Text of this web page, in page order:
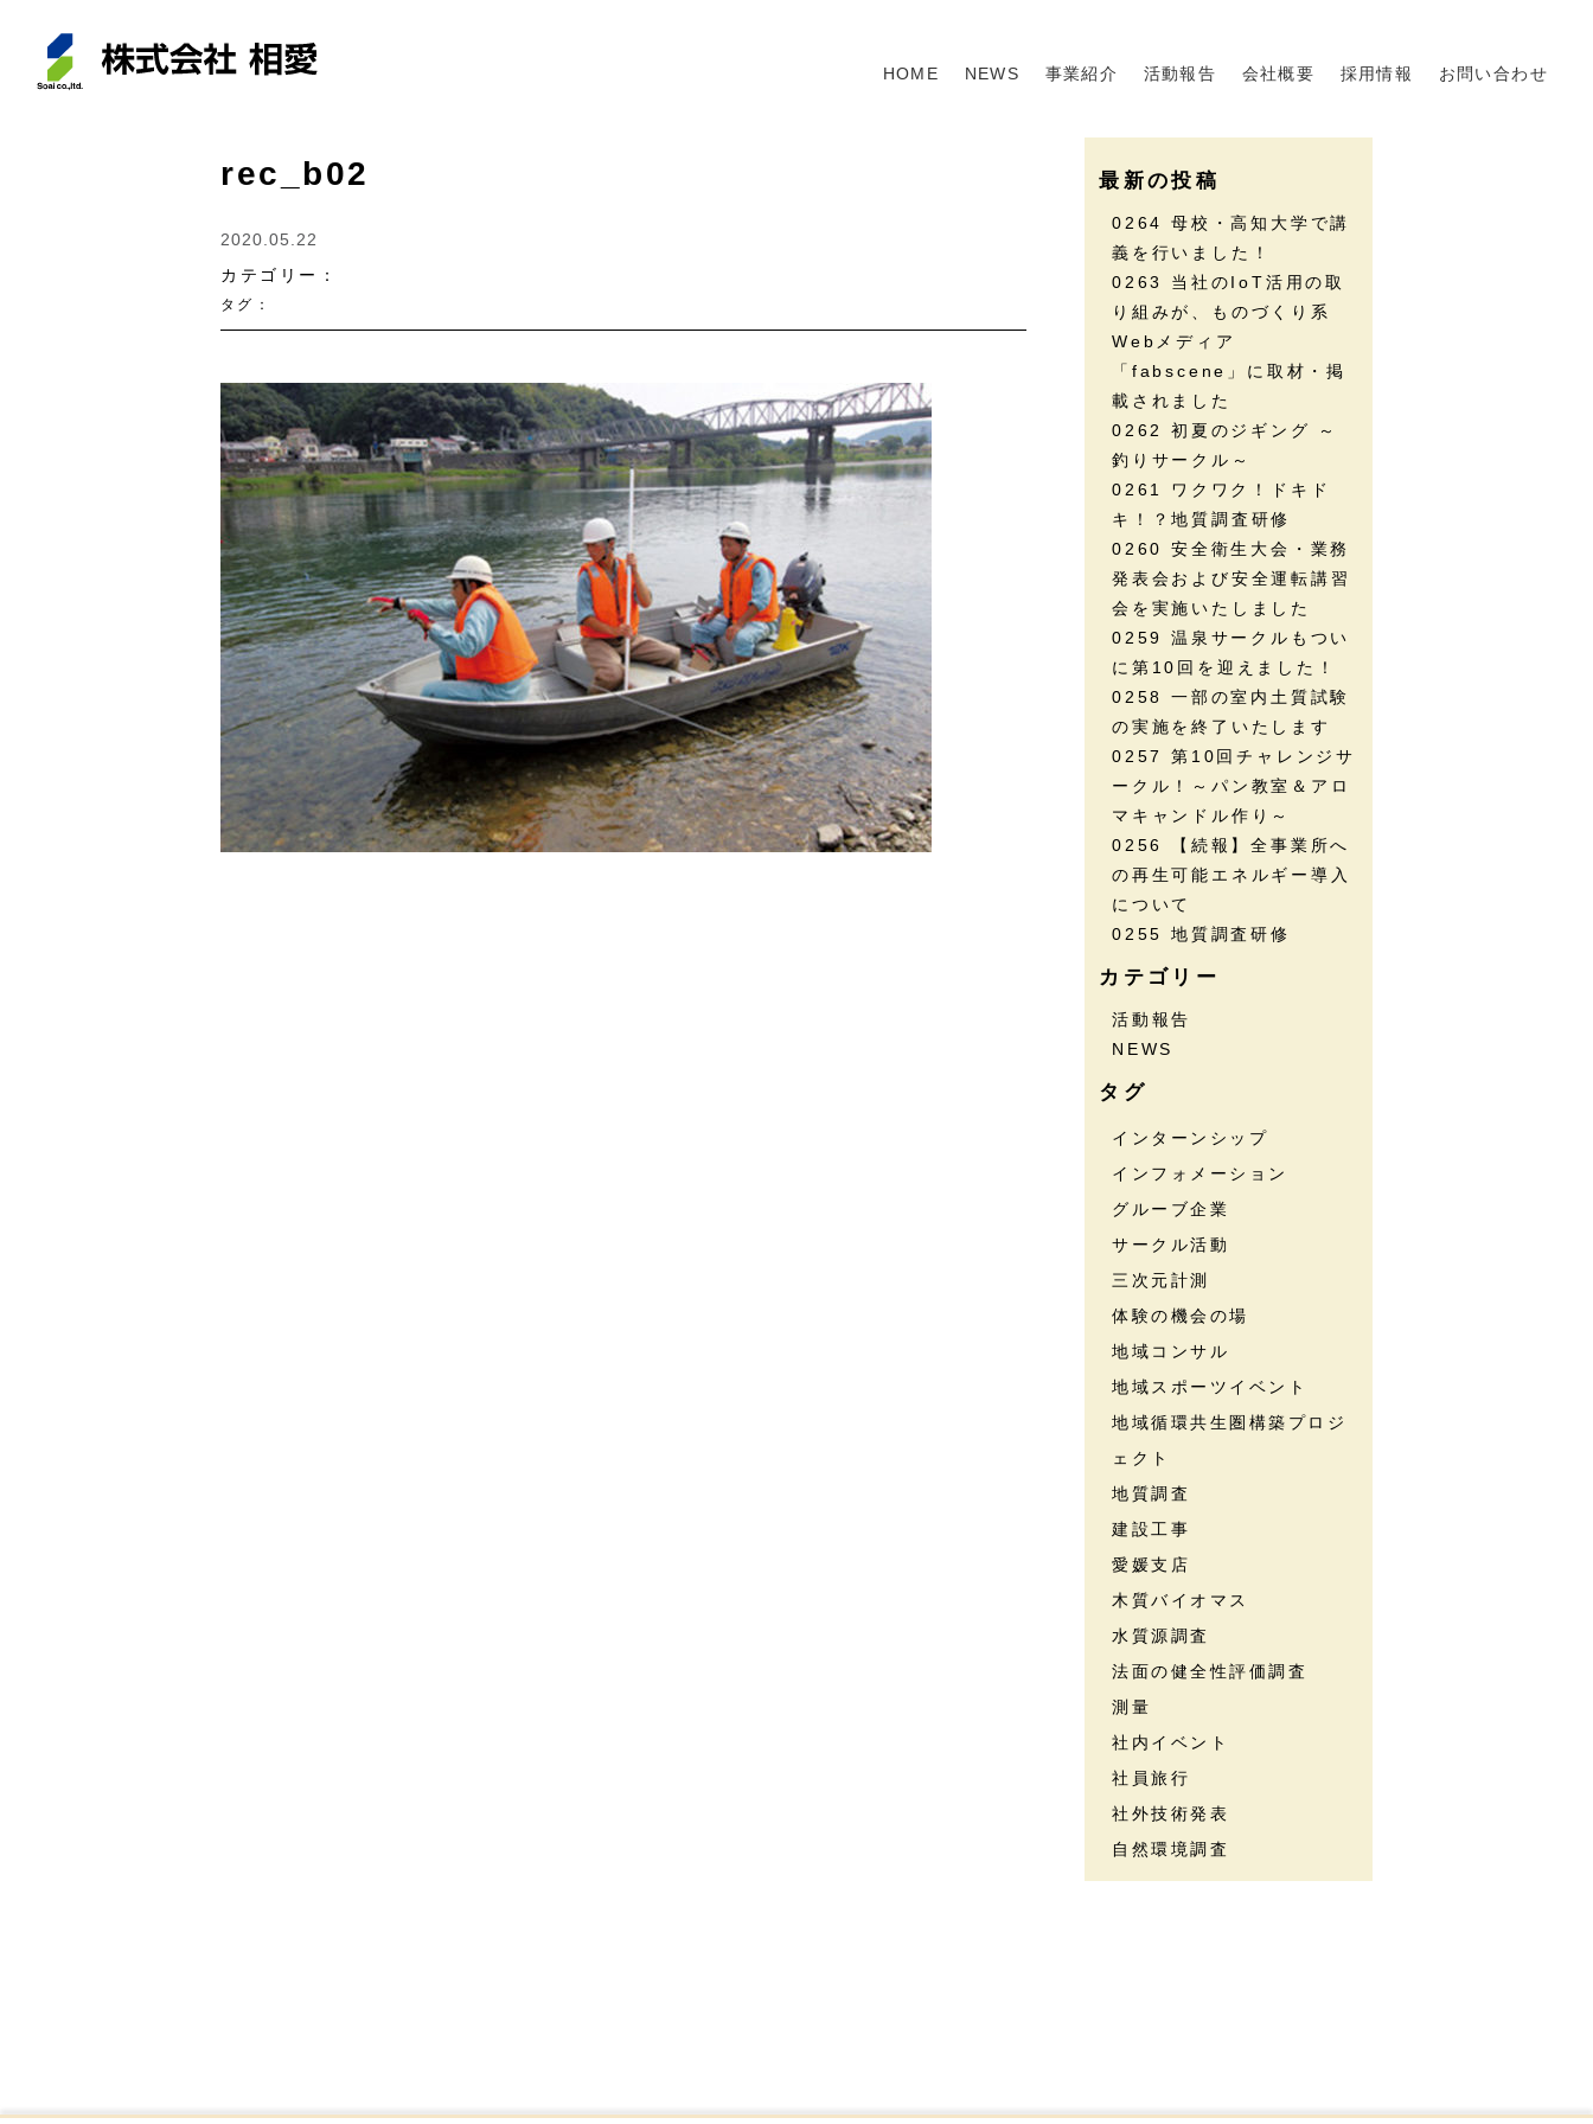
HOME NEWS 事業紹介 活動報告 会社概要 採用情報 お問い合わせ
rec_b02
2020.05.22
カテゴリー：
タグ：
最新の投稿
0264 母校・高知大学で講
義を行いました！
0263 当社のIoT活用の取
り組みが、ものづくり系
Webメディア
「fabscene」に取材・掲
載されました
0262 初夏のジギング ～
釣りサークル～
0261 ワクワク！ドキド
キ！？地質調査研修
0260 安全衛生大会・業務
発表会および安全運転講習
会を実施いたしました
0259 温泉サークルもつい
に第10回を迎えました！
0258 一部の室内土質試験
の実施を終了いたします
0257 第10回チャレンジサ
ークル！～パン教室＆アロ
マキャンドル作り～
0256 【続報】全事業所へ
の再生可能エネルギー導入
について
0255 地質調査研修
カテゴリー
活動報告
NEWS
タグ
インターンシップ
インフォメーション
グルーブ企業
サークル活動
三次元計測
体験の機会の場
地域コンサル
地域スポーツイベント
地域循環共生圏構築プロジ
ェクト
地質調査
建設工事
愛媛支店
木質バイオマス
水質源調査
法面の健全性評価調査
測量
社内イベント
社員旅行
社外技術発表
自然環境調査